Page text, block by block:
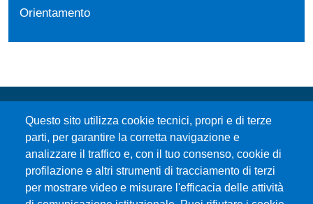
Orientamento
Questo sito utilizza cookie tecnici, propri e di terze
parti, per garantire la corretta navigazione e
analizzare il traffico e, con il tuo consenso, cookie di
profilazione e altri strumenti di tracciamento di terzi
per mostrare video e misurare l'efficacia delle attività
Università degli Studi di Messina